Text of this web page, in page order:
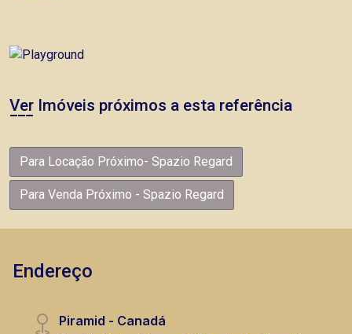
Ver Imóveis próximos a esta referência
Para Locação Próximo- Spazio Regard
Para Venda Próximo - Spazio Regard
Endereço
Piramid - Canadá